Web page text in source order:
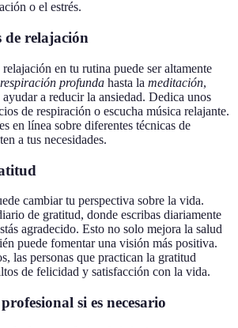
o el estrés.
de relajación
en tu rutina puede ser altamente
respiración profunda hasta la meditación,
ayudar a reducir la ansiedad. Dedica unos
de respiración o escucha música relajante.
en línea sobre diferentes técnicas de
a tus necesidades.
cambiar tu perspectiva sobre la vida.
de gratitud, donde escribas diariamente
agradecido. Esto no solo mejora la salud
puede fomentar una visión más positiva.
las personas que practican la gratitud
de felicidad y satisfacción con la vida.
si es necesario